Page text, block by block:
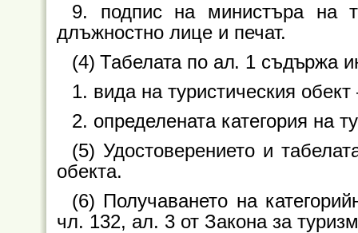
9. подпис на министъра на
длъжностно лице и печат.
(4) Табелата по ал. 1 съдържа
1. вида на туристическия
2. определената категория на
(5) Удостоверението и
обекта.
(6) Получаването на
чл. 132, ал. 3 от Закона за